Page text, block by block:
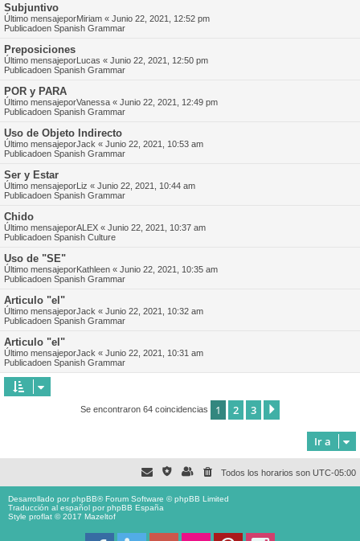
Subjuntivo
Último mensajeporMiriam « Junio 22, 2021, 12:52 pm
Publicadoen Spanish Grammar
Preposiciones
Último mensajeporLucas « Junio 22, 2021, 12:50 pm
Publicadoen Spanish Grammar
POR y PARA
Último mensajeporVanessa « Junio 22, 2021, 12:49 pm
Publicadoen Spanish Grammar
Uso de Objeto Indirecto
Último mensajeporJack « Junio 22, 2021, 10:53 am
Publicadoen Spanish Grammar
Ser y Estar
Último mensajeporLiz « Junio 22, 2021, 10:44 am
Publicadoen Spanish Grammar
Chido
Último mensajeporALEX « Junio 22, 2021, 10:37 am
Publicadoen Spanish Culture
Uso de "SE"
Último mensajeporKathleen « Junio 22, 2021, 10:35 am
Publicadoen Spanish Grammar
Articulo "el"
Último mensajeporJack « Junio 22, 2021, 10:32 am
Publicadoen Spanish Grammar
Articulo "el"
Último mensajeporJack « Junio 22, 2021, 10:31 am
Publicadoen Spanish Grammar
Se encontraron 64 coincidencias 1 2 3
Ir a
Todos los horarios son UTC-05:00
Desarrollado porphpBB® Forum Software © phpBB Limited
Traducción al español porphpBB España
Style proflat © 2017 Mazeltof